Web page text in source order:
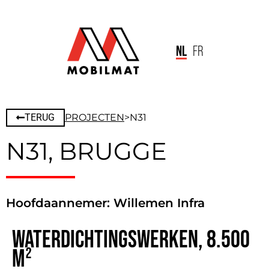
NL FR
TERUG PROJECTEN>N31
N31, BRUGGE
Hoofdaannemer: Willemen Infra
Waterdichtingswerken, 8.500
m²